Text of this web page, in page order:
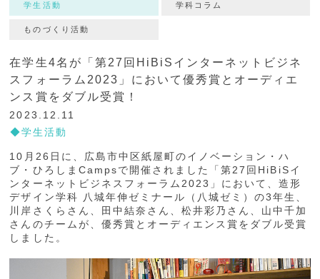
学生活動 学科コラム
ものづくり活動
在学生4名が「第27回HiBiSインターネットビジネ
スフォーラム2023」において優秀賞とオーディエ
ンス賞をダブル受賞！
2023.12.11
学生活動
10月26日に、広島市中区紙屋町のイノベーション・ハ
ブ・ひろしまCampsで開催されました「第27回HiBiSイ
ンターネットビジネスフォーラム2023」において、造形
デザイン学科 八城年伸ゼミナール（八城ゼミ）の3年生、
川岸さくらさん、田中結奈さん、松井彩乃さん、山中千加
さんのチームが、優秀賞とオーディエンス賞をダブル受賞
しました。